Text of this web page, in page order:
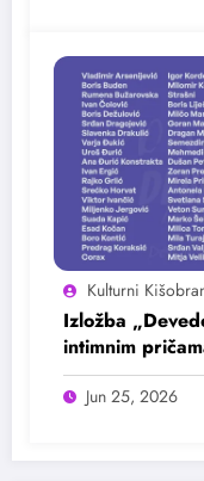
Kulturni
Izložba
intimnim
Jun 25, 2026